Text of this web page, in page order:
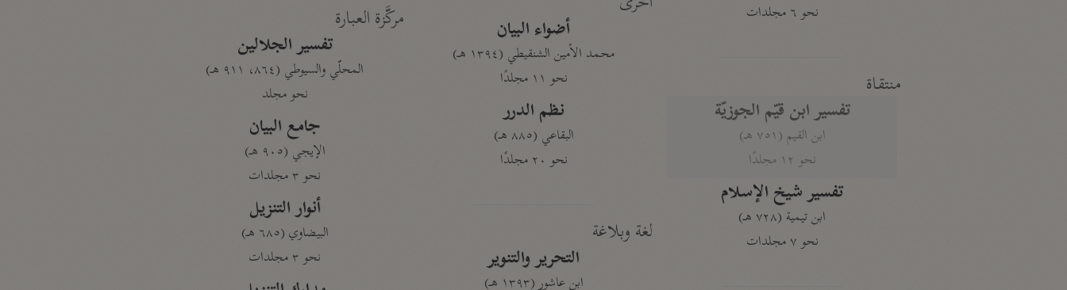
نحو ٦ مجلدات
منتقاة
تفسير ابن قيّم الجوزيّة
ابن القيم (٧٥١ هـ)
نحو ١٢ مجلدًا
تفسير شيخ الإسلام
ابن تيمية (٧٢٨ هـ)
نحو ٧ مجلدات
أضواء البيان
محمد الأمين الشنقيطي (١٣٩٤ هـ)
نحو ١١ مجلدًا
نظم الدرر
البقاعي (٨٨٥ هـ)
نحو ٢٠ مجلدًا
لغة وبلاغة
التحرير والتنوير
ابن عاشور (١٣٩٣ هـ)
مركَّزة العبارة
تفسير الجلالين
المحلّي والسيوطي (٨٦٤، ٩١١ هـ)
نحو مجلد
جامع البيان
الإيجي (٩٠٥ هـ)
نحو ٣ مجلدات
أنوار التنزيل
البيضاوي (٦٨٥ هـ)
نحو ٣ مجلدات